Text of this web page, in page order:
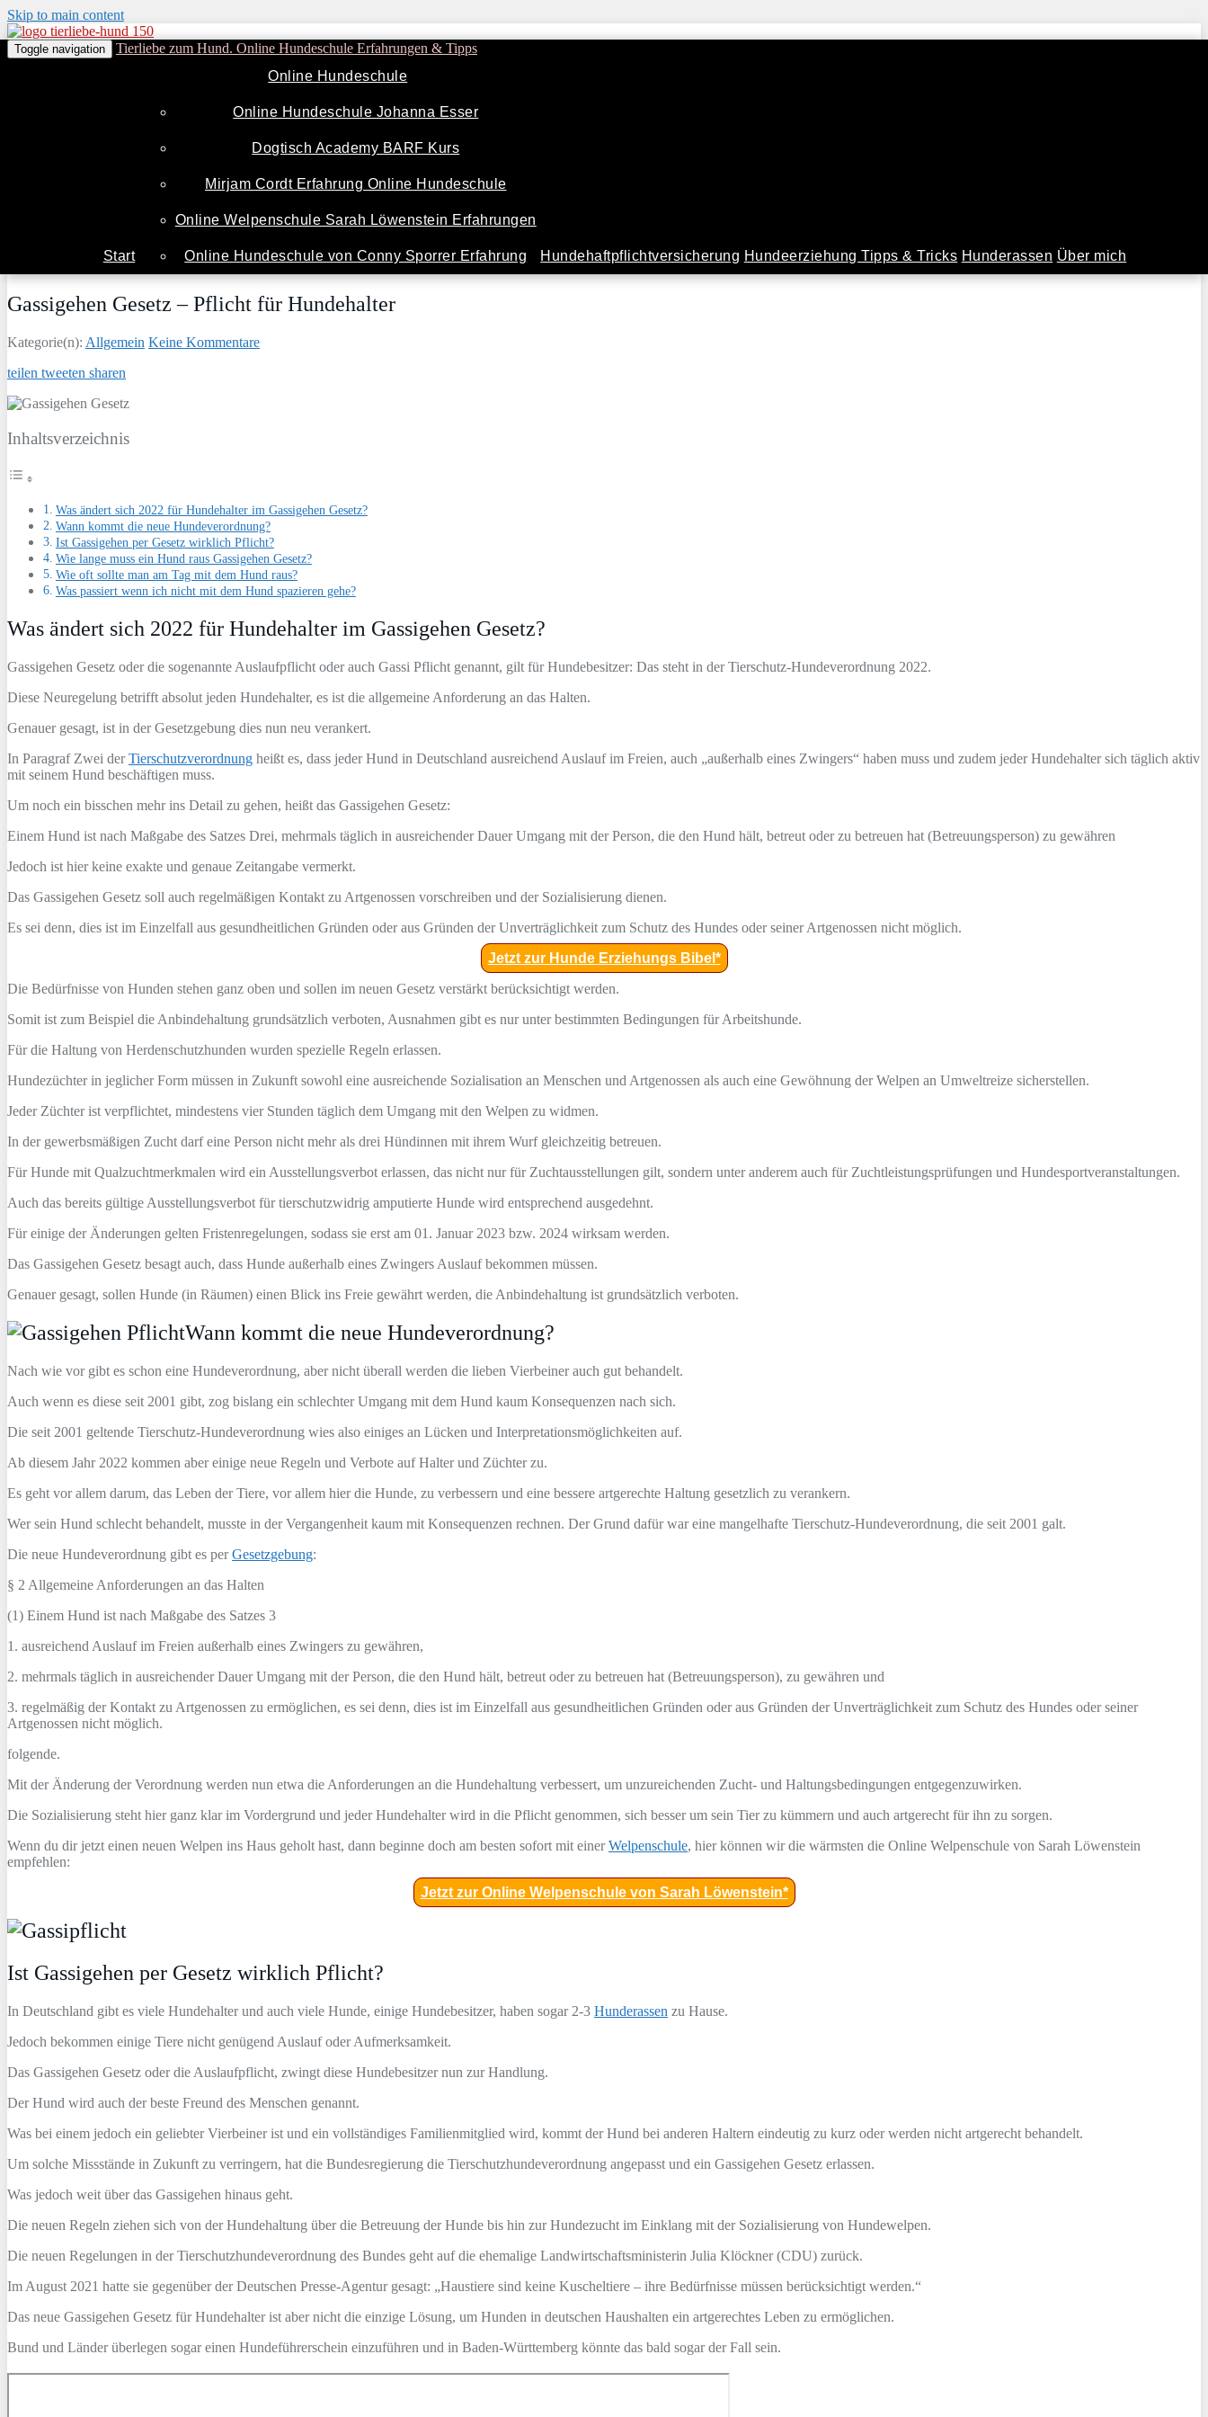
Skip to main content
Toggle navigation Tierliebe zum Hund. Online Hundeschule Erfahrungen & Tipps
Start
Online Hundeschule
Online Hundeschule Johanna Esser
Dogtisch Academy BARF Kurs
Mirjam Cordt Erfahrung Online Hundeschule
Online Welpenschule Sarah Löwenstein Erfahrungen
Online Hundeschule von Conny Sporrer Erfahrung Hundehaftpflichtversicherung Hundeerziehung Tipps & Tricks Hunderassen Über mich
Gassigehen Gesetz – Pflicht für Hundehalter
Kategorie(n): Allgemein Keine Kommentare
teilen tweeten sharen
Inhaltsverzeichnis
Was ändert sich 2022 für Hundehalter im Gassigehen Gesetz?
Wann kommt die neue Hundeverordnung?
Ist Gassigehen per Gesetz wirklich Pflicht?
Wie lange muss ein Hund raus Gassigehen Gesetz?
Wie oft sollte man am Tag mit dem Hund raus?
Was passiert wenn ich nicht mit dem Hund spazieren gehe?
Was ändert sich 2022 für Hundehalter im Gassigehen Gesetz?
Gassigehen Gesetz oder die sogenannte Auslaufpflicht oder auch Gassi Pflicht genannt, gilt für Hundebesitzer: Das steht in der Tierschutz-Hundeverordnung 2022.
Diese Neuregelung betrifft absolut jeden Hundehalter, es ist die allgemeine Anforderung an das Halten.
Genauer gesagt, ist in der Gesetzgebung dies nun neu verankert.
In Paragraf Zwei derTierschutzverordnung heißt es, dass jeder Hund in Deutschland ausreichend Auslauf im Freien, auch „außerhalb eines Zwingers“ haben muss und zudem jeder Hundehalter sich täglich aktiv
mit seinem Hund beschäftigen muss.
Um noch ein bisschen mehr ins Detail zu gehen, heißt das Gassigehen Gesetz:
Einem Hund ist nach Maßgabe des Satzes Drei, mehrmals täglich in ausreichender Dauer Umgang mit der Person, die den Hund hält, betreut oder zu betreuen hat (Betreuungsperson) zu gewähren
Jedoch ist hier keine exakte und genaue Zeitangabe vermerkt.
Das Gassigehen Gesetz soll auch regelmäßigen Kontakt zu Artgenossen vorschreiben und der Sozialisierung dienen.
Es sei denn, dies ist im Einzelfall aus gesundheitlichen Gründen oder aus Gründen der Unverträglichkeit zum Schutz des Hundes oder seiner Artgenossen nicht möglich.
Jetzt zur Hunde Erziehungs Bibel*
Die Bedürfnisse von Hunden stehen ganz oben und sollen im neuen Gesetz verstärkt berücksichtigt werden.
Somit ist zum Beispiel die Anbindehaltung grundsätzlich verboten, Ausnahmen gibt es nur unter bestimmten Bedingungen für Arbeitshunde.
Für die Haltung von Herdenschutzhunden wurden spezielle Regeln erlassen.
Hundezüchter in jeglicher Form müssen in Zukunft sowohl eine ausreichende Sozialisation an Menschen und Artgenossen als auch eine Gewöhnung der Welpen an Umweltreize sicherstellen.
Jeder Züchter ist verpflichtet, mindestens vier Stunden täglich dem Umgang mit den Welpen zu widmen.
In der gewerbsmäßigen Zucht darf eine Person nicht mehr als drei Hündinnen mit ihrem Wurf gleichzeitig betreuen.
Für Hunde mit Qualzuchtmerkmalen wird ein Ausstellungsverbot erlassen, das nicht nur für Zuchtausstellungen gilt, sondern unter anderem auch für Zuchtleistungsprüfungen und Hundesportveranstaltungen.
Auch das bereits gültige Ausstellungsverbot für tierschutzwidrig amputierte Hunde wird entsprechend ausgedehnt.
Für einige der Änderungen gelten Fristenregelungen, sodass sie erst am 01. Januar 2023 bzw. 2024 wirksam werden.
Das Gassigehen Gesetz besagt auch, dass Hunde außerhalb eines Zwingers Auslauf bekommen müssen.
Genauer gesagt, sollen Hunde (in Räumen) einen Blick ins Freie gewährt werden, die Anbindehaltung ist grundsätzlich verboten.
Wann kommt die neue Hundeverordnung?
Nach wie vor gibt es schon eine Hundeverordnung, aber nicht überall werden die lieben Vierbeiner auch gut behandelt.
Auch wenn es diese seit 2001 gibt, zog bislang ein schlechter Umgang mit dem Hund kaum Konsequenzen nach sich.
Die seit 2001 geltende Tierschutz-Hundeverordnung wies also einiges an Lücken und Interpretationsmöglichkeiten auf.
Ab diesem Jahr 2022 kommen aber einige neue Regeln und Verbote auf Halter und Züchter zu.
Es geht vor allem darum, das Leben der Tiere, vor allem hier die Hunde, zu verbessern und eine bessere artgerechte Haltung gesetzlich zu verankern.
Wer sein Hund schlecht behandelt, musste in der Vergangenheit kaum mit Konsequenzen rechnen. Der Grund dafür war eine mangelhafte Tierschutz-Hundeverordnung, die seit 2001 galt.
Die neue Hundeverordnung gibt es perGesetzgebung:
§ 2 Allgemeine Anforderungen an das Halten
(1) Einem Hund ist nach Maßgabe des Satzes 3
1. ausreichend Auslauf im Freien außerhalb eines Zwingers zu gewähren,
2. mehrmals täglich in ausreichender Dauer Umgang mit der Person, die den Hund hält, betreut oder zu betreuen hat (Betreuungsperson), zu gewähren und
3. regelmäßig der Kontakt zu Artgenossen zu ermöglichen, es sei denn, dies ist im Einzelfall aus gesundheitlichen Gründen oder aus Gründen der Unverträglichkeit zum Schutz des Hundes oder seiner
Artgenossen nicht möglich.
folgende.
Mit der Änderung der Verordnung werden nun etwa die Anforderungen an die Hundehaltung verbessert, um unzureichenden Zucht- und Haltungsbedingungen entgegenzuwirken.
Die Sozialisierung steht hier ganz klar im Vordergrund und jeder Hundehalter wird in die Pflicht genommen, sich besser um sein Tier zu kümmern und auch artgerecht für ihn zu sorgen.
Wenn du dir jetzt einen neuen Welpen ins Haus geholt hast, dann beginne doch am besten sofort mit einerWelpenschule, hier können wir die wärmsten die Online Welpenschule von Sarah Löwenstein
empfehlen:
Jetzt zur Online Welpenschule von Sarah Löwenstein*
Ist Gassigehen per Gesetz wirklich Pflicht?
In Deutschland gibt es viele Hundehalter und auch viele Hunde, einige Hundebesitzer, haben sogar 2-3 Hunderassen zu Hause.
Jedoch bekommen einige Tiere nicht genügend Auslauf oder Aufmerksamkeit.
Das Gassigehen Gesetz oder die Auslaufpflicht, zwingt diese Hundebesitzer nun zur Handlung.
Der Hund wird auch der beste Freund des Menschen genannt.
Was bei einem jedoch ein geliebter Vierbeiner ist und ein vollständiges Familienmitglied wird, kommt der Hund bei anderen Haltern eindeutig zu kurz oder werden nicht artgerecht behandelt.
Um solche Missstände in Zukunft zu verringern, hat die Bundesregierung die Tierschutzhundeverordnung angepasst und ein Gassigehen Gesetz erlassen.
Was jedoch weit über das Gassigehen hinaus geht.
Die neuen Regeln ziehen sich von der Hundehaltung über die Betreuung der Hunde bis hin zur Hundezucht im Einklang mit der Sozialisierung von Hundewelpen.
Die neuen Regelungen in der Tierschutzhundeverordnung des Bundes geht auf die ehemalige Landwirtschaftsministerin Julia Klöckner (CDU) zurück.
Im August 2021 hatte sie gegenüber der Deutschen Presse-Agentur gesagt: „Haustiere sind keine Kuscheltiere – ihre Bedürfnisse müssen berücksichtigt werden.“
Das neue Gassigehen Gesetz für Hundehalter ist aber nicht die einzige Lösung, um Hunden in deutschen Haushalten ein artgerechtes Leben zu ermöglichen.
Bund und Länder überlegen sogar einen Hundeführerschein einzuführen und in Baden-Württemberg könnte das bald sogar der Fall sein.